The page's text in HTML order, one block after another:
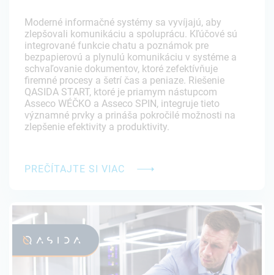
Moderné informačné systémy sa vyvíjajú, aby
zlepšovali komunikáciu a spoluprácu. Kľúčové sú
integrované funkcie chatu a poznámok pre
bezpapierovú a plynulú komunikáciu v systéme a
schvaľovanie dokumentov, ktoré zefektívňuje
firemné procesy a šetrí čas a peniaze. Riešenie
QASIDA START, ktoré je priamym nástupcom
Asseco WÉČKO a Asseco SPIN, integruje tieto
významné prvky a prináša pokročilé možnosti na
zlepšenie efektivity a produktivity.
PREČÍTAJTE SI VIAC